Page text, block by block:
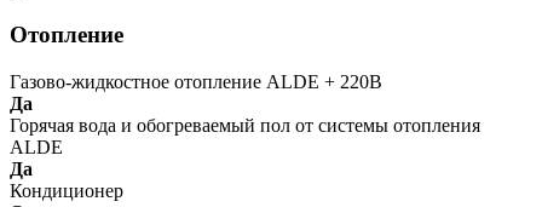
Отопление
Газово-жидкостное отопление ALDE + 220В
Да
Горячая вода и обогреваемый пол от системы отопления
ALDE
Да
Кондиционер